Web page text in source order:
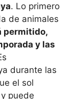
. Lo primero
de animales
permitido,
y las
durante las
el sol
puede